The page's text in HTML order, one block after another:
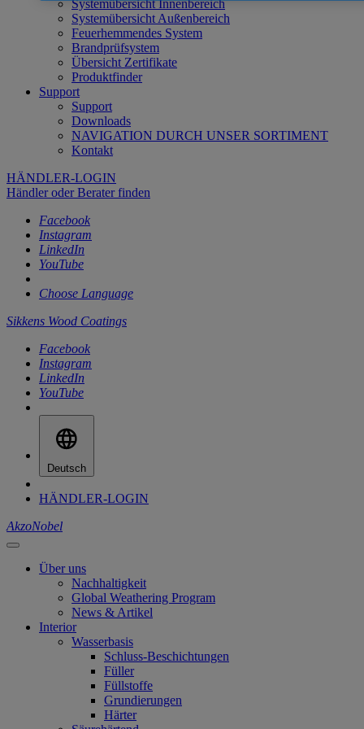
Systemübersicht Innenbereich
Systemübersicht Außenbereich
Feuerhemmendes System
Brandprüfsystem
Übersicht Zertifikate
Produktfinder
Support
Support
Downloads
NAVIGATION DURCH UNSER SORTIMENT
Kontakt
HÄNDLER-LOGIN
Händler oder Berater finden
Facebook
Instagram
LinkedIn
YouTube
Choose Language
Sikkens Wood Coatings
Facebook
Instagram
LinkedIn
YouTube
Deutsch
HÄNDLER-LOGIN
AkzoNobel
Über uns
Nachhaltigkeit
Global Weathering Program
News & Artikel
Interior
Wasserbasis
Schluss-Beschichtungen
Füller
Füllstoffe
Grundierungen
Härter